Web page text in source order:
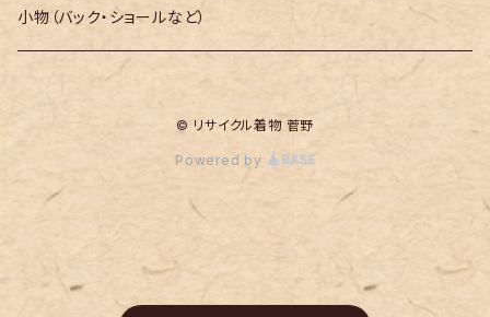
小物（バック・ショールなど）
© リサイクル着物 菅野
Powered by